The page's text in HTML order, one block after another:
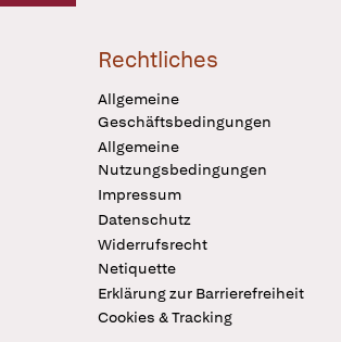
Rechtliches
Allgemeine
Geschäftsbedingungen
Allgemeine
Nutzungsbedingungen
Impressum
Datenschutz
Widerrufsrecht
Netiquette
Erklärung zur Barrierefreiheit
Cookies & Tracking